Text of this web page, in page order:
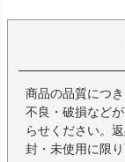
商品の品質につ
不良・破損など
らせください。
封・未使用に限り